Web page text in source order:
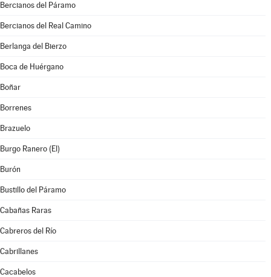
Bercianos del Páramo
Bercianos del Real Camino
Berlanga del Bierzo
Boca de Huérgano
Boñar
Borrenes
Brazuelo
Burgo Ranero (El)
Burón
Bustillo del Páramo
Cabañas Raras
Cabreros del Río
Cabrillanes
Cacabelos